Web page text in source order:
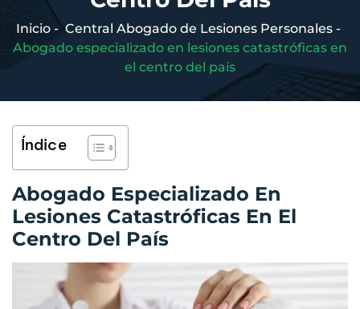
Inicio - Central Abogado de Lesiones Personales -
Abogado especializado en lesiones catastróficas en
el centro del país
Índice
Abogado Especializado En
Lesiones Catastróficas En El
Centro Del País